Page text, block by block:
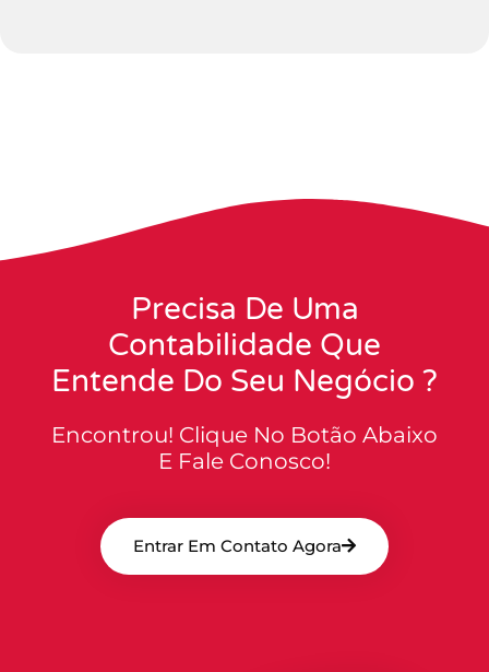
Precisa De Uma
Contabilidade Que
Entende Do Seu Negócio ?
Encontrou! Clique No Botão Abaixo
E Fale Conosco!
Entrar Em Contato Agora